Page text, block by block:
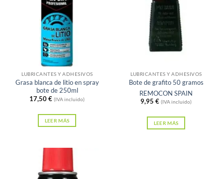
Sin existencias
LUBRICANTES Y ADHESIVOS
Grasa blanca de litio en spray
bote de 250ml
17,50€ (IVA incluido)
LEER MÁS
LUBRICANTES Y ADHESIVOS
Bote de grafito 50 gramos
REMOCON SPAIN
9,95 € (IVA incluido)
LEER MÁS